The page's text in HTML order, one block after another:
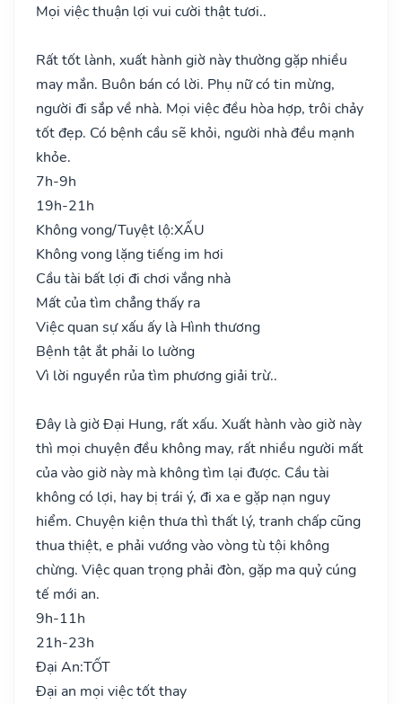
Mọi việc thuận lợi vui cười thật tươi..
Rất tốt lành, xuất hành giờ này thường gặp nhiều
may mắn. Buôn bán có lời. Phụ nữ có tin mừng,
người đi sắp về nhà. Mọi việc đều hòa hợp, trôi chảy
tốt đẹp. Có bệnh cầu sẽ khỏi, người nhà đều mạnh
khỏe.
7h-9h
19h-21h
Không vong/Tuyệt lộ:XẤU
Không vong lặng tiếng im hơi
Cầu tài bất lợi đi chơi vắng nhà
Mất của tìm chẳng thấy ra
Việc quan sự xấu ấy là Hình thương
Bệnh tật ắt phải lo lường
Vì lời nguyền rủa tìm phương giải trừ..
Đây là giờ Đại Hung, rất xấu. Xuất hành vào giờ này
thì mọi chuyện đều không may, rất nhiều người mất
của vào giờ này mà không tìm lại được. Cầu tài
không có lợi, hay bị trái ý, đi xa e gặp nạn nguy
hiểm. Chuyện kiện thưa thì thất lý, tranh chấp cũng
thua thiệt, e phải vướng vào vòng tù tội không
chừng. Việc quan trọng phải đòn, gặp ma quỷ cúng
tế mới an.
9h-11h
21h-23h
Đại An:TỐT
Đại an mọi việc tốt thay